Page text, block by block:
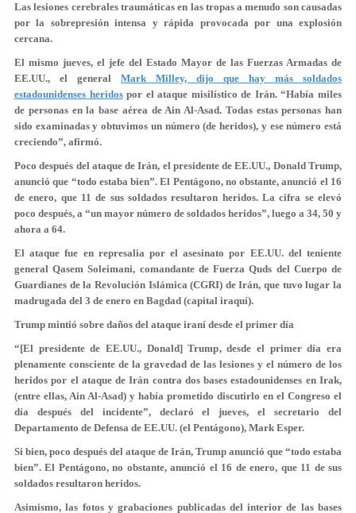
Las lesiones cerebrales traumáticas en las tropas a menudo son causadas
por la sobrepresión intensa y rápida provocada por una explosión
cercana.
El mismo jueves, el jefe del Estado Mayor de las Fuerzas Armadas de
EE.UU., el general Mark Milley, dijo que hay más soldados
estadounidenses heridospor el ataque misilístico de Irán. “Había miles
de personas en la base aérea de Ain Al-Asad. Todas estas personas han
sido examinadas y obtuvimos un número (de heridos), y ese número está
creciendo”, afirmó.
Poco después del ataque de Irán, el presidente de EE.UU., Donald Trump,
anunció que “todo estaba bien”. El Pentágono, no obstante, anunció el 16
de enero, que 11 de sus soldados resultaron heridos. La cifra se elevó
poco después, a “un mayor número de soldados heridos”, luego a 34, 50 y
ahora a 64.
El ataque fue en represalia por el asesinato por EE.UU. del teniente
general Qasem Soleimani, comandante de Fuerza Quds del Cuerpo de
Guardianes de la Revolución Islámica (CGRI) de Irán, que tuvo lugar la
madrugada del 3 de enero en Bagdad (capital iraquí).
Trump mintió sobre daños del ataque iraní desde el primer día
“[El presidente de EE.UU., Donald] Trump, desde el primer día era
plenamente consciente de la gravedad de las lesiones y el número de los
heridos por el ataque de Irán contra dos bases estadounidenses en Irak,
(entre ellas, Ain Al-Asad) y había prometido discutirlo en el Congreso el
día después del incidente”, declaró el jueves, el secretario del
Departamento de Defensa de EE.UU. (el Pentágono), Mark Esper.
Si bien, poco después del ataque de Irán, Trump anunció que “todo estaba
bien”. El Pentágono, no obstante, anunció el 16 de enero, que 11 de sus
soldados resultaron heridos.
Asimismo, las fotos y grabaciones publicadas del interior de las bases